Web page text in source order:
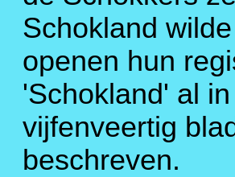
Schokland
openen hun
'Schokland' al
vijfenveertig
beschreven.